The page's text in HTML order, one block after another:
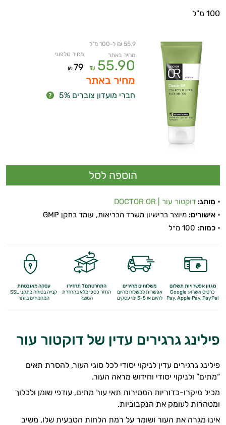
100 מ"ל
55.9 ₪ ל-100 מ"ל
מחיר באתר
55.90
₪
מחיר טלפוני
79
₪
מחיר באתר
חברי מועדון צוברים 5%
מותג: דוקטור עור | DOCTOR OR
אישורים: מיוצר ברישיון משרד הבריאות, עומד בתקן GMP
כמות:
מגוון אפשרויות תשלום
כרטיס אשראי, Google
Pay,Apple Pay, PayPal
משלוחים מהירים
אפשרות למשלוח מהיום
להיום או 3-5 ימי עסקים
התחרטתם? תחזירו
החזר כספי מלאבהחזרת
המוצר
עסקה מאובטחת
קנייה בטוחה בתקני SSL
המחמירים ביותר
פילינג גרגירים עדין של דוקטור עור
פילינג גרגירים עדין לניקוי יסודי לכל סוגי העור, להסרת תאים
“מתים” ולניקוי יסודי וחידוש מראה העור.
מכיל מיקרו-כדוריות המסירות תאי עור מתים, עודפי שומן ולכלוך
ומטהרות לעומק את הנקבוביות.
אינו מגרה את העור ושומר על רמת הלחות הטבעית שלו, משיב